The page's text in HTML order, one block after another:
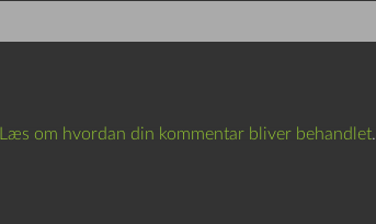
Læs om hvordan din kommentar bliver behandlet.